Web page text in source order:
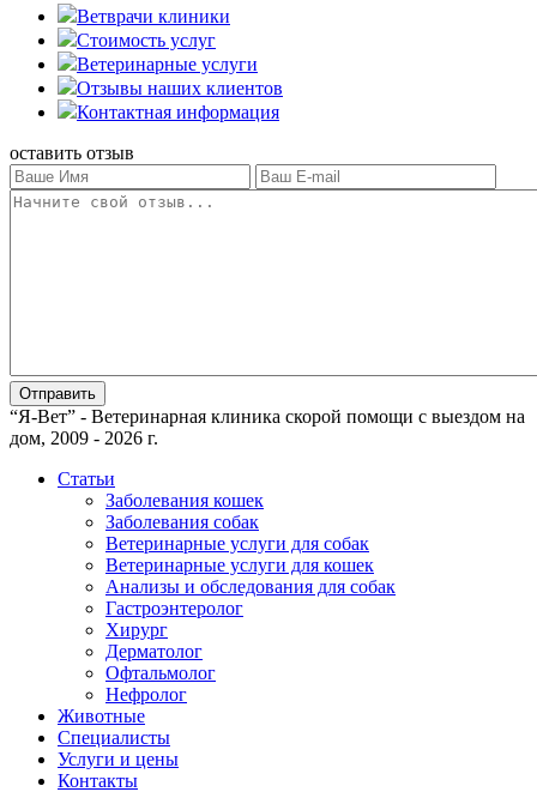
Ветврачи клиники
Стоимость услуг
Ветеринарные услуги
Отзывы наших клиентов
Контактная информация
оставить отзыв
“Я-Вет” - Ветеринарная клиника скорой помощи с выездом на
дом, 2009 - 2026 г.
Статьи
Заболевания кошек
Заболевания собак
Ветеринарные услуги для собак
Ветеринарные услуги для кошек
Анализы и обследования для собак
Гастроэнтеролог
Хирург
Дерматолог
Офтальмолог
Нефролог
Животные
Специалисты
Услуги и цены
Контакты